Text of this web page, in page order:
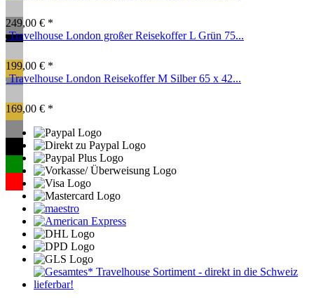
249,00 € *
Travelhouse London großer Reisekoffer L Grün 75...
199,00 € *
Travelhouse London Reisekoffer M Silber 65 x 42...
169,00 € *